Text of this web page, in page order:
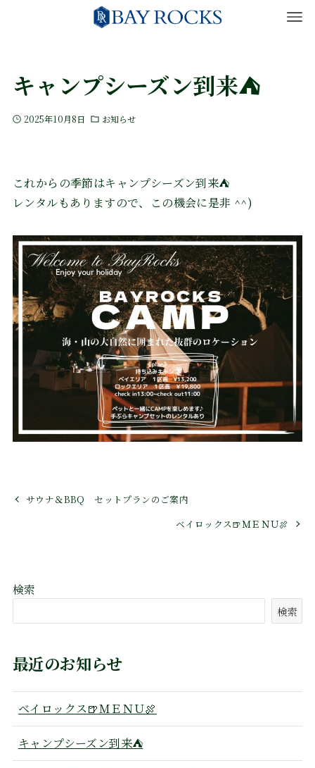
キャンプシーズン到来⛺
2025年10月8日 お知らせ
これからの季節はキャンプシーズン到来⛺
レンタルもありますので、この機会に是非 ^^)
サウナ＆BBQ セットプランのご案内
ベイロックス🍺ＭＥＮＵ🍖
検索
検索
最近のお知らせ
ベイロックス🍺ＭＥＮＵ🍖
キャンプシーズン到来⛺